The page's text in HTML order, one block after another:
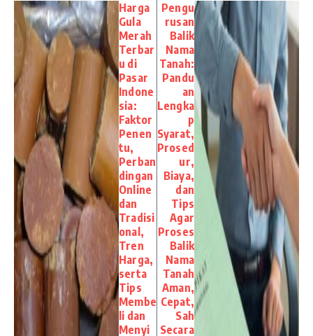
Harga
Gula
Merah
Terbar
u di
Pasar
Indone
sia:
Faktor
Penen
tu,
Perban
dingan
Online
dan
Tradisi
onal,
Tren
Harga,
serta
Tips
Membe
li dan
Menyi
Pengu
rusan
Balik
Nama
Tanah:
Pandu
an
Lengka
p
Syarat,
Prosed
ur,
Biaya,
dan
Tips
Agar
Proses
Balik
Nama
Tanah
Aman,
Cepat,
Sah
Secara